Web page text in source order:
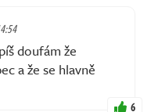
doufám že
a že se hlavně
6